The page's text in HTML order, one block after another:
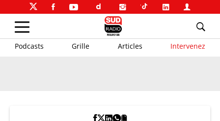
Podcasts Grille Articles Intervenez